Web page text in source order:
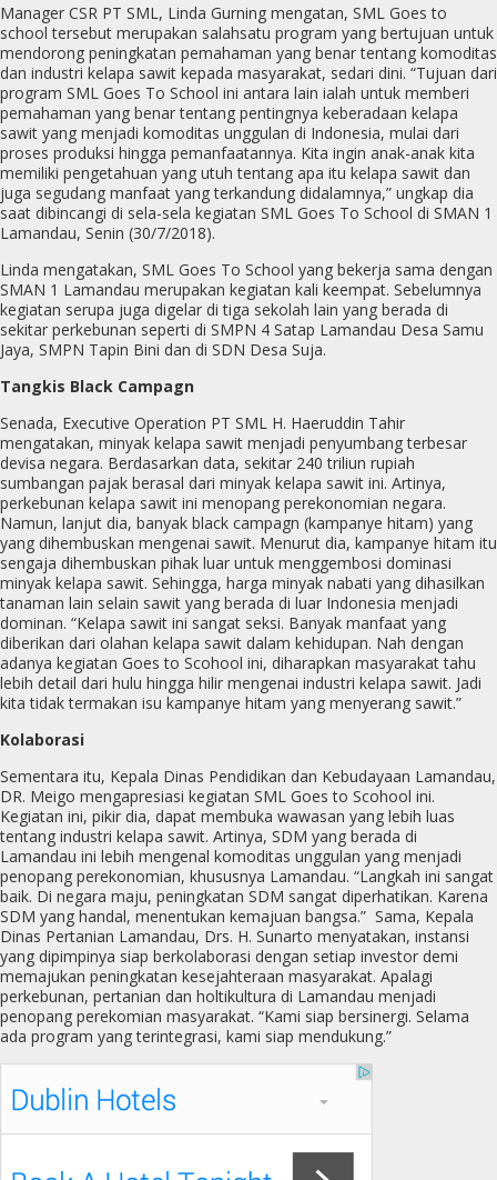
Manager CSR PT SML, Linda Gurning mengatan, SML Goes to
school tersebut merupakan salahsatu program yang bertujuan untuk
mendorong peningkatan pemahaman yang benar tentang komoditas
dan industri kelapa sawit kepada masyarakat, sedari dini. “Tujuan dari
program SML Goes To School ini antara lain ialah untuk memberi
pemahaman yang benar tentang pentingnya keberadaan kelapa
sawit yang menjadi komoditas unggulan di Indonesia, mulai dari
proses produksi hingga pemanfaatannya. Kita ingin anak-anak kita
memiliki pengetahuan yang utuh tentang apa itu kelapa sawit dan
juga segudang manfaat yang terkandung didalamnya,” ungkap dia
saat dibincangi di sela-sela kegiatan SML Goes To School di SMAN 1
Lamandau, Senin (30/7/2018).
Linda mengatakan, SML Goes To School yang bekerja sama dengan
SMAN 1 Lamandau merupakan kegiatan kali keempat. Sebelumnya
kegiatan serupa juga digelar di tiga sekolah lain yang berada di
sekitar perkebunan seperti di SMPN 4 Satap Lamandau Desa Samu
Jaya, SMPN Tapin Bini dan di SDN Desa Suja.
Tangkis Black Campagn
Senada, Executive Operation PT SML H. Haeruddin Tahir
mengatakan, minyak kelapa sawit menjadi penyumbang terbesar
devisa negara. Berdasarkan data, sekitar 240 triliun rupiah
sumbangan pajak berasal dari minyak kelapa sawit ini. Artinya,
perkebunan kelapa sawit ini menopang perekonomian negara.
Namun, lanjut dia, banyak black campagn (kampanye hitam) yang
yang dihembuskan mengenai sawit. Menurut dia, kampanye hitam itu
sengaja dihembuskan pihak luar untuk menggembosi dominasi
minyak kelapa sawit. Sehingga, harga minyak nabati yang dihasilkan
tanaman lain selain sawit yang berada di luar Indonesia menjadi
dominan. “Kelapa sawit ini sangat seksi. Banyak manfaat yang
diberikan dari olahan kelapa sawit dalam kehidupan. Nah dengan
adanya kegiatan Goes to Scohool ini, diharapkan masyarakat tahu
lebih detail dari hulu hingga hilir mengenai industri kelapa sawit. Jadi
kita tidak termakan isu kampanye hitam yang menyerang sawit.”
Kolaborasi
Sementara itu, Kepala Dinas Pendidikan dan Kebudayaan Lamandau,
DR. Meigo mengapresiasi kegiatan SML Goes to Scohool ini.
Kegiatan ini, pikir dia, dapat membuka wawasan yang lebih luas
tentang industri kelapa sawit. Artinya, SDM yang berada di
Lamandau ini lebih mengenal komoditas unggulan yang menjadi
penopang perekonomian, khususnya Lamandau. “Langkah ini sangat
baik. Di negara maju, peningkatan SDM sangat diperhatikan. Karena
SDM yang handal, menentukan kemajuan bangsa.” Sama, Kepala
Dinas Pertanian Lamandau, Drs. H. Sunarto menyatakan, instansi
yang dipimpinya siap berkolaborasi dengan setiap investor demi
memajukan peningkatan kesejahteraan masyarakat. Apalagi
perkebunan, pertanian dan holtikultura di Lamandau menjadi
penopang perekomian masyarakat. “Kami siap bersinergi. Selama
ada program yang terintegrasi, kami siap mendukung.”